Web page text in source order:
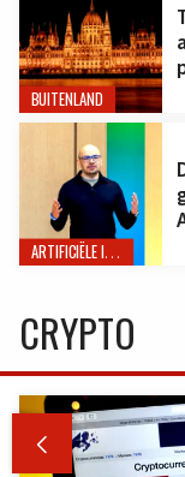
BUITENLAND
ARTIFICIËLE INTELLIGENTIE
CRYPTO
